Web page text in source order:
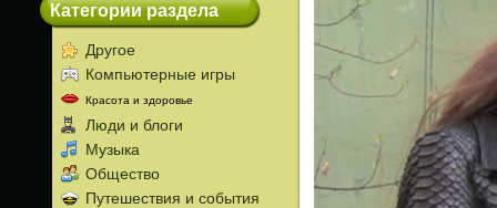
Категории раздела
Другое
Компьютерные игры
Красота и здоровье
Люди и блоги
Музыка
Общество
Путешествия и события